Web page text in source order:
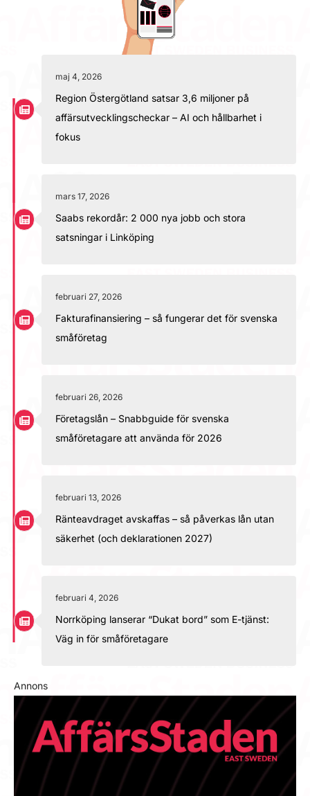
maj 4, 2026
Region Östergötland satsar 3,6 miljoner på
affärsutvecklingscheckar – AI och hållbarhet i
fokus
mars 17, 2026
Saabs rekordår: 2 000 nya jobb och stora
satsningar i Linköping
februari 27, 2026
Fakturafinansiering – så fungerar det för svenska
småföretag
februari 26, 2026
Företagslån – Snabbguide för svenska
småföretagare att använda för 2026
februari 13, 2026
Ränteavdraget avskaffas – så påverkas lån utan
säkerhet (och deklarationen 2027)
februari 4, 2026
Norrköping lanserar “Dukat bord” som E-tjänst:
Väg in för småföretagare
Annons